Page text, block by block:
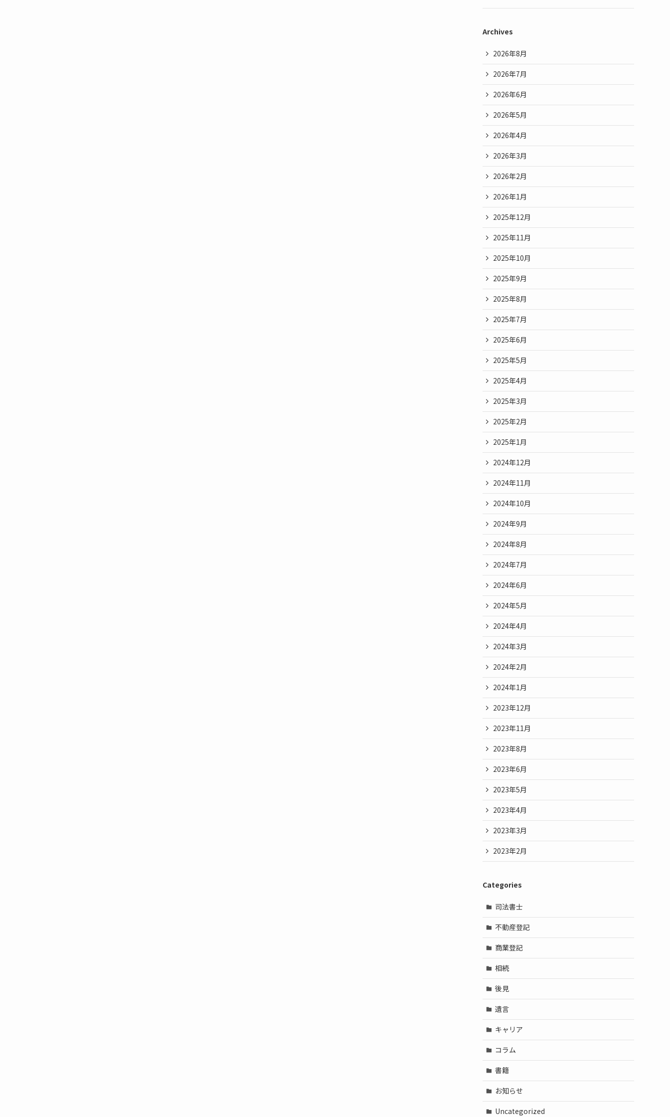
Archives
2026年8月
2026年7月
2026年6月
2026年5月
2026年4月
2026年3月
2026年2月
2026年1月
2025年12月
2025年11月
2025年10月
2025年9月
2025年8月
2025年7月
2025年6月
2025年5月
2025年4月
2025年3月
2025年2月
2025年1月
2024年12月
2024年11月
2024年10月
2024年9月
2024年8月
2024年7月
2024年6月
2024年5月
2024年4月
2024年3月
2024年2月
2024年1月
2023年12月
2023年11月
2023年8月
2023年6月
2023年5月
2023年4月
2023年3月
2023年2月
Categories
司法書士
不動産登記
商業登記
相続
後見
遺言
キャリア
コラム
書籍
お知らせ
Uncategorized